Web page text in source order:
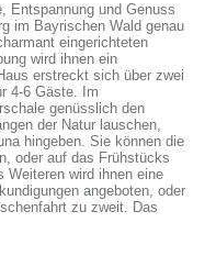
Entspannung und Genuss
im Bayrischen Wald genau
eingerichteten
wird ihnen ein
erstreckt sich über zwei
4-6 Gäste. Im
genüsslich den
der Natur lauschen,
hingeben. Sie können die
oder auf das Frühstücks
Weiteren wird ihnen eine
angeboten, oder
zu zweit. Das